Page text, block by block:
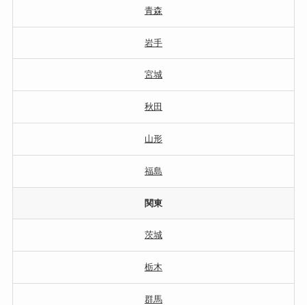
青森
岩手
宮城
秋田
山形
福島
関東
茨城
栃木
群馬